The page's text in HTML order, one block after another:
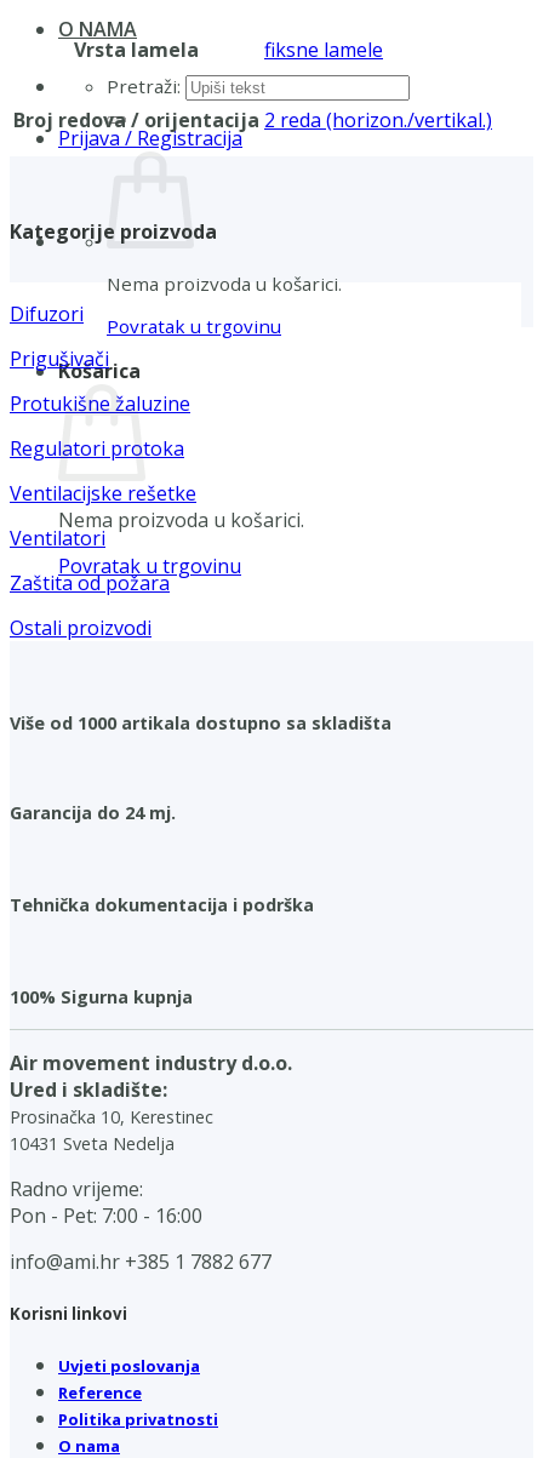
O NAMA
Pretraži:
Prijava / Registracija
Nema proizvoda u košarici.
Povratak u trgovinu
Košarica
Nema proizvoda u košarici.
Povratak u trgovinu
Vrsta lamela fiksne lamele
Broj redova / orijentacija 2 reda (horizon./vertikal.)
Kategorije proizvoda
Difuzori
Prigušivači
Protukišne žaluzine
Regulatori protoka
Ventilacijske rešetke
Ventilatori
Zaštita od požara
Ostali proizvodi
Više od 1000 artikala dostupno sa skladišta
Garancija do 24 mj.
Tehnička dokumentacija i podrška
100% Sigurna kupnja
Air movement industry d.o.o.
Ured i skladište:
Prosinačka 10, Kerestinec
10431 Sveta Nedelja
Radno vrijeme:
Pon - Pet: 7:00 - 16:00
info@ami.hr +385 1 7882 677
Korisni linkovi
Uvjeti poslovanja
Reference
Politika privatnosti
O nama